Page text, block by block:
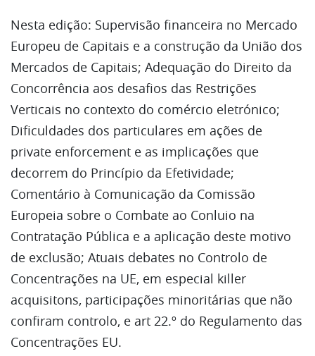
Nesta edição: Supervisão financeira no Mercado
Europeu de Capitais e a construção da União dos
Mercados de Capitais; Adequação do Direito da
Concorrência aos desafios das Restrições
Verticais no contexto do comércio eletrónico;
Dificuldades dos particulares em ações de
private enforcement e as implicações que
decorrem do Princípio da Efetividade;
Comentário à Comunicação da Comissão
Europeia sobre o Combate ao Conluio na
Contratação Pública e a aplicação deste motivo
de exclusão; Atuais debates no Controlo de
Concentrações na UE, em especial killer
acquisitons, participações minoritárias que não
confiram controlo, e art 22.º do Regulamento das
Concentrações EU.